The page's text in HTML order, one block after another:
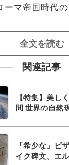
ーマ帝国時代
全文を読む
関連記事
【特集】美し
間 世界の自然
「希少な」ビ
イク碑文、エ